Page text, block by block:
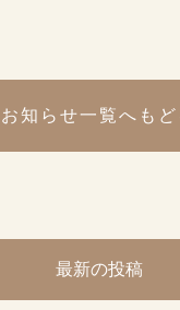
お知らせ一覧へもど
最新の投稿